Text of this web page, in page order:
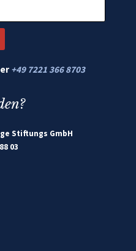
+49 7221 366 8703
Stiftungs GmbH
03